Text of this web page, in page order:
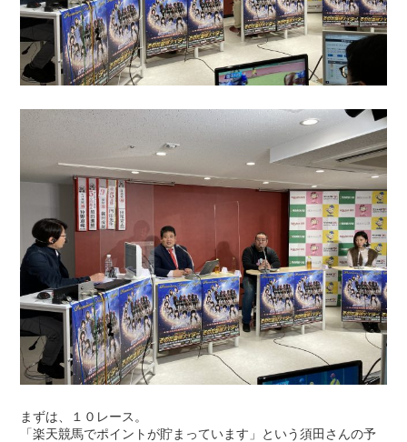
まずは、１０レース。
「楽天競馬でポイントが貯まっています」という須田さんの予